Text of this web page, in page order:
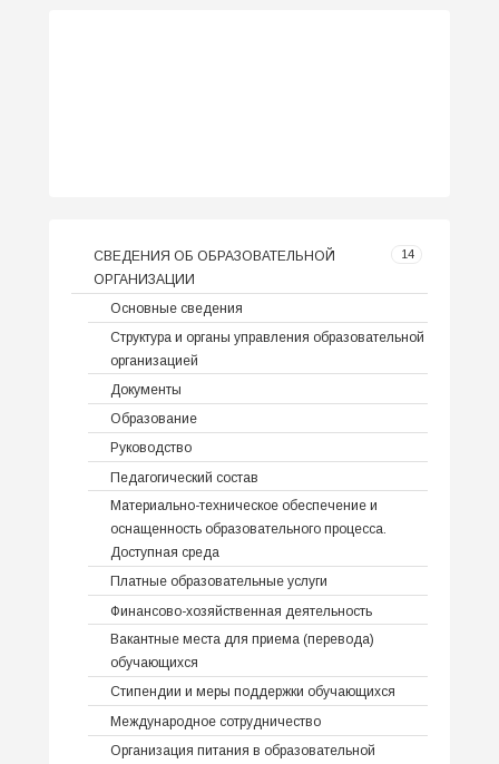
14
СВЕДЕНИЯ ОБ ОБРАЗОВАТЕЛЬНОЙ
ОРГАНИЗАЦИИ
Основные сведения
Структура и органы управления образовательной
организацией
Документы
Образование
Руководство
Педагогический состав
Материально-техническое обеспечение и
оснащенность образовательного процесса.
Доступная среда
Платные образовательные услуги
Финансово-хозяйственная деятельность
Вакантные места для приема (перевода)
обучающихся
Стипендии и меры поддержки обучающихся
Международное сотрудничество
Организация питания в образовательной